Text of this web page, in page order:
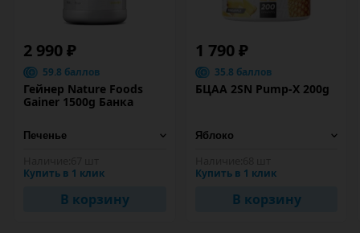
2 990 ₽
59.8 баллов
Гейнер Nature Foods
Gainer 1500g Банка
Купить в 1 клик
В корзину
1 790 ₽
35.8 баллов
БЦАА 2SN Pump-X 200g
Купить в 1 клик
В корзину